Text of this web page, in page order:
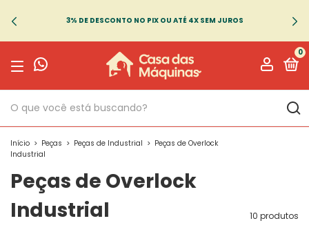
3% DE DESCONTO NO PIX OU ATÉ 4X SEM JUROS
0
Início > Peças > Peças de Industrial > Peças de Overlock
Industrial
Peças de Overlock
Industrial
10 produtos